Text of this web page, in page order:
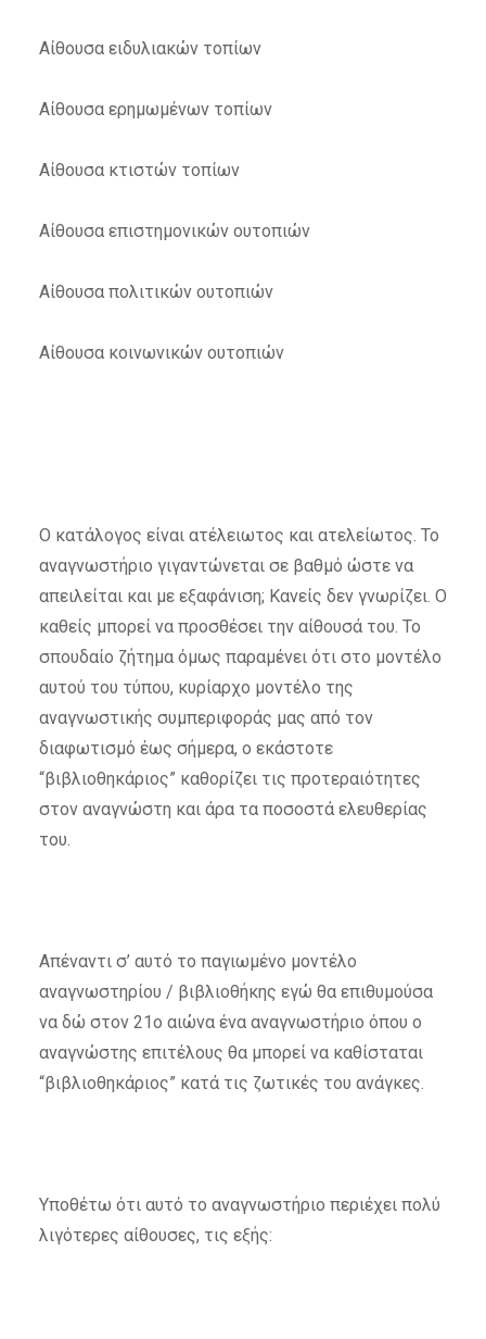
Αίθουσα ειδυλιακών τοπίων
Αίθουσα ερημωμένων τοπίων
Αίθουσα κτιστών τοπίων
Αίθουσα επιστημονικών ουτοπιών
Αίθουσα πολιτικών ουτοπιών
Αίθουσα κοινωνικών ουτοπιών
Ο κατάλογος είναι ατέλειωτος και ατελείωτος. Το
αναγνωστήριο γιγαντώνεται σε βαθμό ώστε να
απειλείται και με εξαφάνιση; Κανείς δεν γνωρίζει. Ο
καθείς μπορεί να προσθέσει την αίθουσά του. Το
σπουδαίο ζήτημα όμως παραμένει ότι στο μοντέλο
αυτού του τύπου, κυρίαρχο μοντέλο της
αναγνωστικής συμπεριφοράς μας από τον
διαφωτισμό έως σήμερα, ο εκάστοτε
“βιβλιοθηκάριος” καθορίζει τις προτεραιότητες
στον αναγνώστη και άρα τα ποσοστά ελευθερίας
του.
Απέναντι σ’ αυτό το παγιωμένο μοντέλο
αναγνωστηρίου / βιβλιοθήκης εγώ θα επιθυμούσα
να δώ στον 21ο αιώνα ένα αναγνωστήριο όπου ο
αναγνώστης επιτέλους θα μπορεί να καθίσταται
“βιβλιοθηκάριος” κατά τις ζωτικές του ανάγκες.
Υποθέτω ότι αυτό το αναγνωστήριο περιέχει πολύ
λιγότερες αίθουσες, τις εξής: